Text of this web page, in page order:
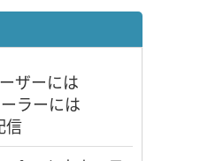
ザーには
ラーには
信